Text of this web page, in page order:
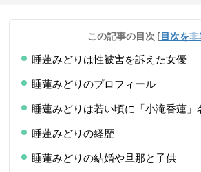
この記事の目次 [目次を非
睡蓮みどりは性被害を訴えた女優
睡蓮みどりのプロフィール
睡蓮みどりは若い頃に「小滝香蓮」
睡蓮みどりの経歴
睡蓮みどりの結婚や旦那と子供